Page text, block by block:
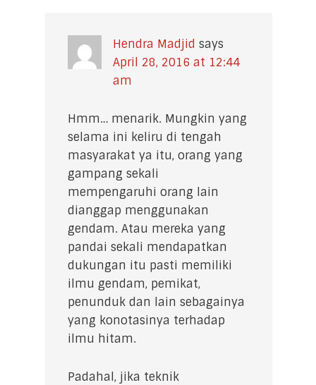
Hendra Madjid says
April 28, 2016 at 12:44
am
Hmm… menarik. Mungkin yang
selama ini keliru di tengah
masyarakat ya itu, orang yang
gampang sekali
mempengaruhi orang lain
dianggap menggunakan
gendam. Atau mereka yang
pandai sekali mendapatkan
dukungan itu pasti memiliki
ilmu gendam, pemikat,
penunduk dan lain sebagainya
yang konotasinya terhadap
ilmu hitam.
Padahal, jika teknik